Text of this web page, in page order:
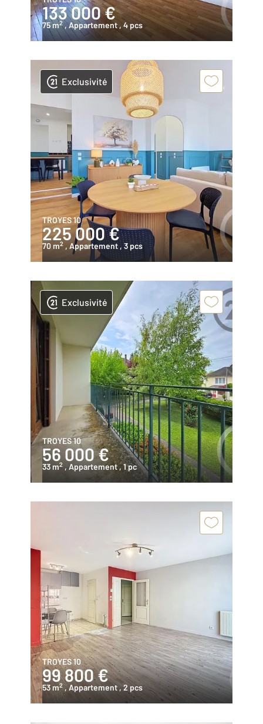
133 000 €
75 m2 , Appartement , 4 pcs
Exclusivité
TROYES 10
225 000 €
70 m2 , Appartement , 3 pcs
Exclusivité
TROYES 10
56 000 €
33 m2 , Appartement , 1 pc
TROYES 10
99 800 €
53 m2 , Appartement, 2 pcs